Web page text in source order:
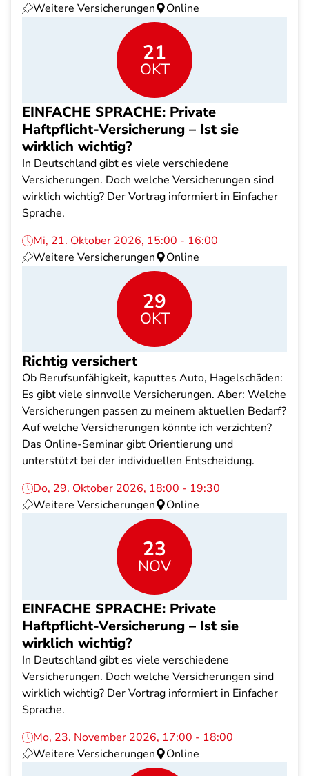
Weitere Versicherungen
Online
21
OKT
EINFACHE SPRACHE: Private
Haftpflicht-Versicherung – Ist sie
wirklich wichtig?
In Deutschland gibt es viele verschiedene
Versicherungen. Doch welche Versicherungen sind
wirklich wichtig? Der Vortrag informiert in Einfacher
Sprache.
Mi, 21. Oktober 2026, 15:00 - 16:00
Weitere Versicherungen
Online
29
OKT
Richtig versichert
Ob Berufsunfähigkeit, kaputtes Auto, Hagelschäden:
Es gibt viele sinnvolle Versicherungen. Aber: Welche
Versicherungen passen zu meinem aktuellen Bedarf?
Auf welche Versicherungen könnte ich verzichten?
Das Online-Seminar gibt Orientierung und
unterstützt bei der individuellen Entscheidung.
Do, 29. Oktober 2026, 18:00 - 19:30
Weitere Versicherungen
Online
23
NOV
EINFACHE SPRACHE: Private
Haftpflicht-Versicherung – Ist sie
wirklich wichtig?
In Deutschland gibt es viele verschiedene
Versicherungen. Doch welche Versicherungen sind
wirklich wichtig? Der Vortrag informiert in Einfacher
Sprache.
Mo, 23. November 2026, 17:00 - 18:00
Weitere Versicherungen
Online